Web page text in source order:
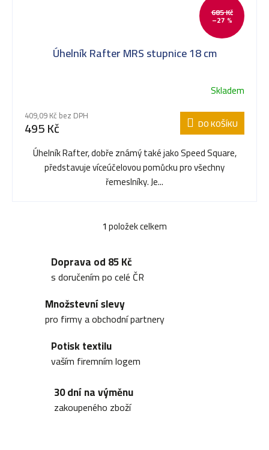
685 Kč
–27 %
Úhelník Rafter MRS stupnice 18 cm
Skladem
409,09 Kč bez DPH
495 Kč DO KOŠÍKU
Úhelník Rafter, dobře známý také jako Speed Square,
představuje víceúčelovou pomůcku pro všechny
řemeslníky. Je...
O
l
d
c
1položek celkem
Doprava od 85 Kč
s doručením po celé ČR
Množstevní slevy
pro firmy a obchodní partnery
Potisk textilu
vaším firemním logem
30 dní na výměnu
zakoupeného zboží